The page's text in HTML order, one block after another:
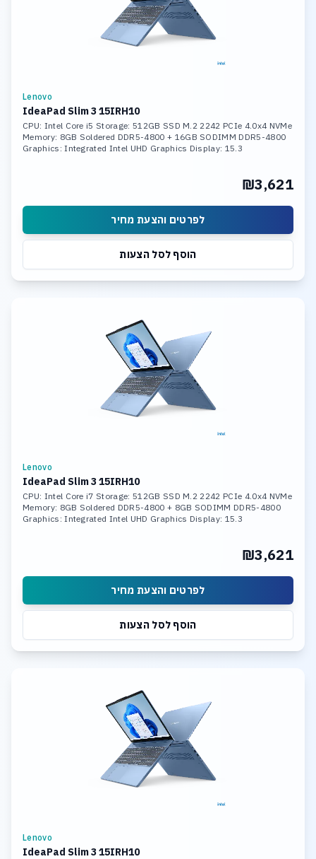
Lenovo
IdeaPad Slim 3 15IRH10
CPU: Intel Core i5 Storage: 512GB SSD M.2 2242 PCIe 4.0x4 NVMe
Memory: 8GB Soldered DDR5-4800 + 16GB SODIMM DDR5-4800
Graphics: Integrated Intel UHD Graphics Display: 15.3
₪3,621
לפרטים והצעת מחיר
הוסף לסל הצעות
Lenovo
IdeaPad Slim 3 15IRH10
CPU: Intel Core i7 Storage: 512GB SSD M.2 2242 PCIe 4.0x4 NVMe
Memory: 8GB Soldered DDR5-4800 + 8GB SODIMM DDR5-4800
Graphics: Integrated Intel UHD Graphics Display: 15.3
₪3,621
לפרטים והצעת מחיר
הוסף לסל הצעות
Lenovo
IdeaPad Slim 3 15IRH10